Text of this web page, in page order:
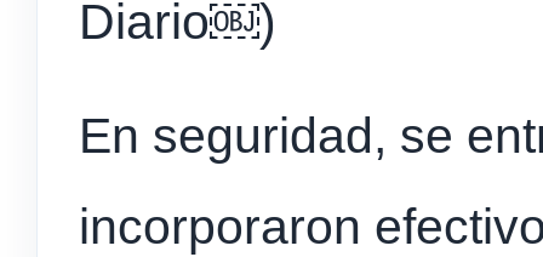
Diario⁠￼)
En seguridad, se
incorporaron